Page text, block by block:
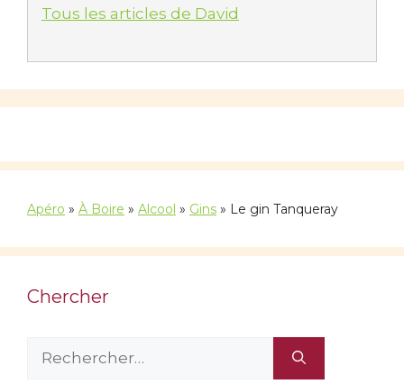
Tous les articles de David
Apéro » À Boire » Alcool » Gins » Le gin Tanqueray
Chercher
Rechercher :